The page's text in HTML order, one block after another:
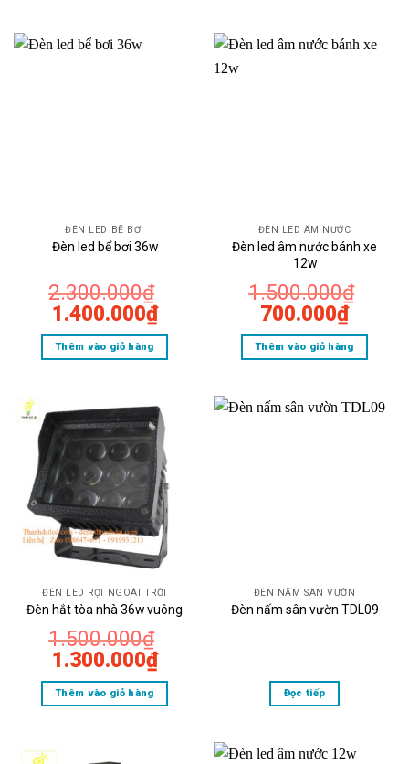
820.000₫.
ĐÈN LED BỂ BƠI
Đèn led bể bơi 36w
2.300.000₫
Giá
gốc
là:
1.400.000₫Giá
hiện
tại
1.400.000₫.
Thêm vào giỏ hàng
ĐÈN LED ÂM NƯỚC
Đèn led âm nước bánh xe
12w
1.500.000₫
Giá
gốc
là:
700.000₫Giá
hiện
tại
Thêm vào giỏ hàng
ĐÈN LED RỌI NGOÀI TRỜI
Đèn hắt tòa nhà 36w vuông
1.500.000₫
Giá
gốc
là:
1.300.000₫Giá
hiện
tại
1.300.000₫.
Thêm vào giỏ hàng
ĐÈN NẤM SÂN VƯỜN
Đèn nấm sân vườn TDL09
Đọc tiếp